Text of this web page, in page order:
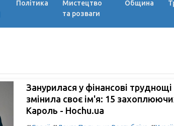
Політика
Мистецтво
та розваги
Община
Занурилася у фінансові
змінила своє ім'я: 15
Кароль - Hochu.ua